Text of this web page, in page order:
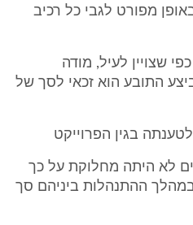
מפורט לגבי כל רכיב
שצויין לעיל, מודה
התובע הוא זכאי לסך של
בגין הפרוייקט
לא היתה מחלוקת על כך
ההתנהלות ביניהם סך